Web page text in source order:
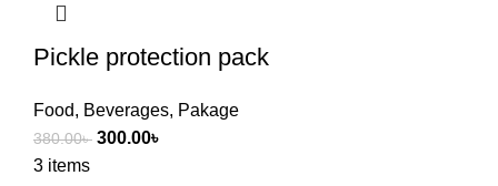
Pickle protection pack
Food, Beverages, Pakage
380.00৳ 300.00৳
3 items